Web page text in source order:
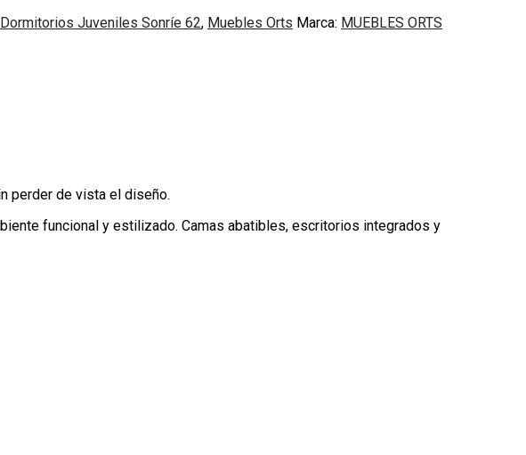
Dormitorios Juveniles Sonríe 62, Muebles Orts Marca: MUEBLES ORTS
perder de vista el diseño.
funcional y estilizado. Camas abatibles, escritorios integrados y